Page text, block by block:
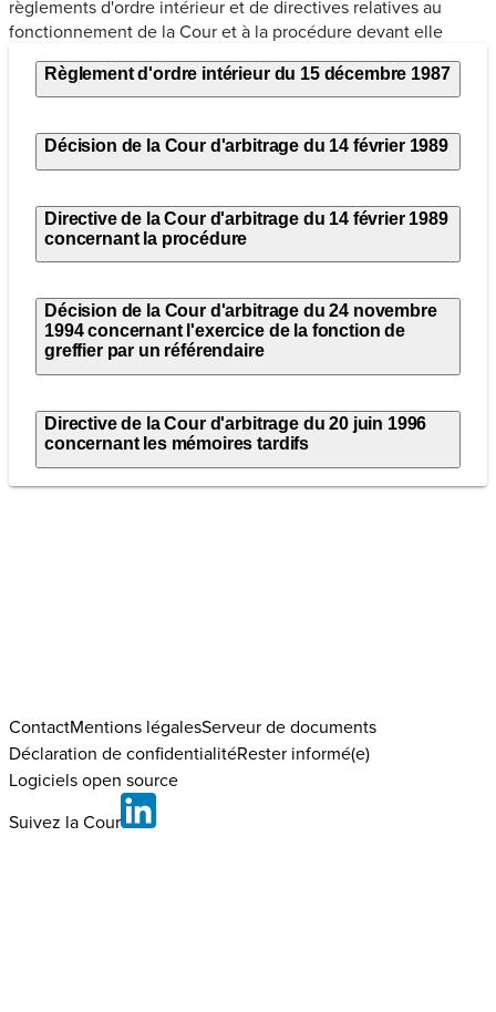
règlements d'ordre intérieur et de directives relatives au
fonctionnement de la Cour et à la procédure devant elle
Règlement d'ordre intérieur du 15 décembre 1987
Décision de la Cour d'arbitrage du 14 février 1989
Directive de la Cour d'arbitrage du 14 février 1989
concernant la procédure
Décision de la Cour d'arbitrage du 24 novembre
1994 concernant l'exercice de la fonction de
greffier par un référendaire
Directive de la Cour d'arbitrage du 20 juin 1996
concernant les mémoires tardifs
ContactMentions légalesServeur de documents
Déclaration de confidentialitéRester informé(e)
Logiciels open source
Suivez la Cour